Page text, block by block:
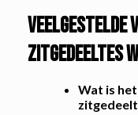
Veelgestelde
zitgedeeltes
Wat is